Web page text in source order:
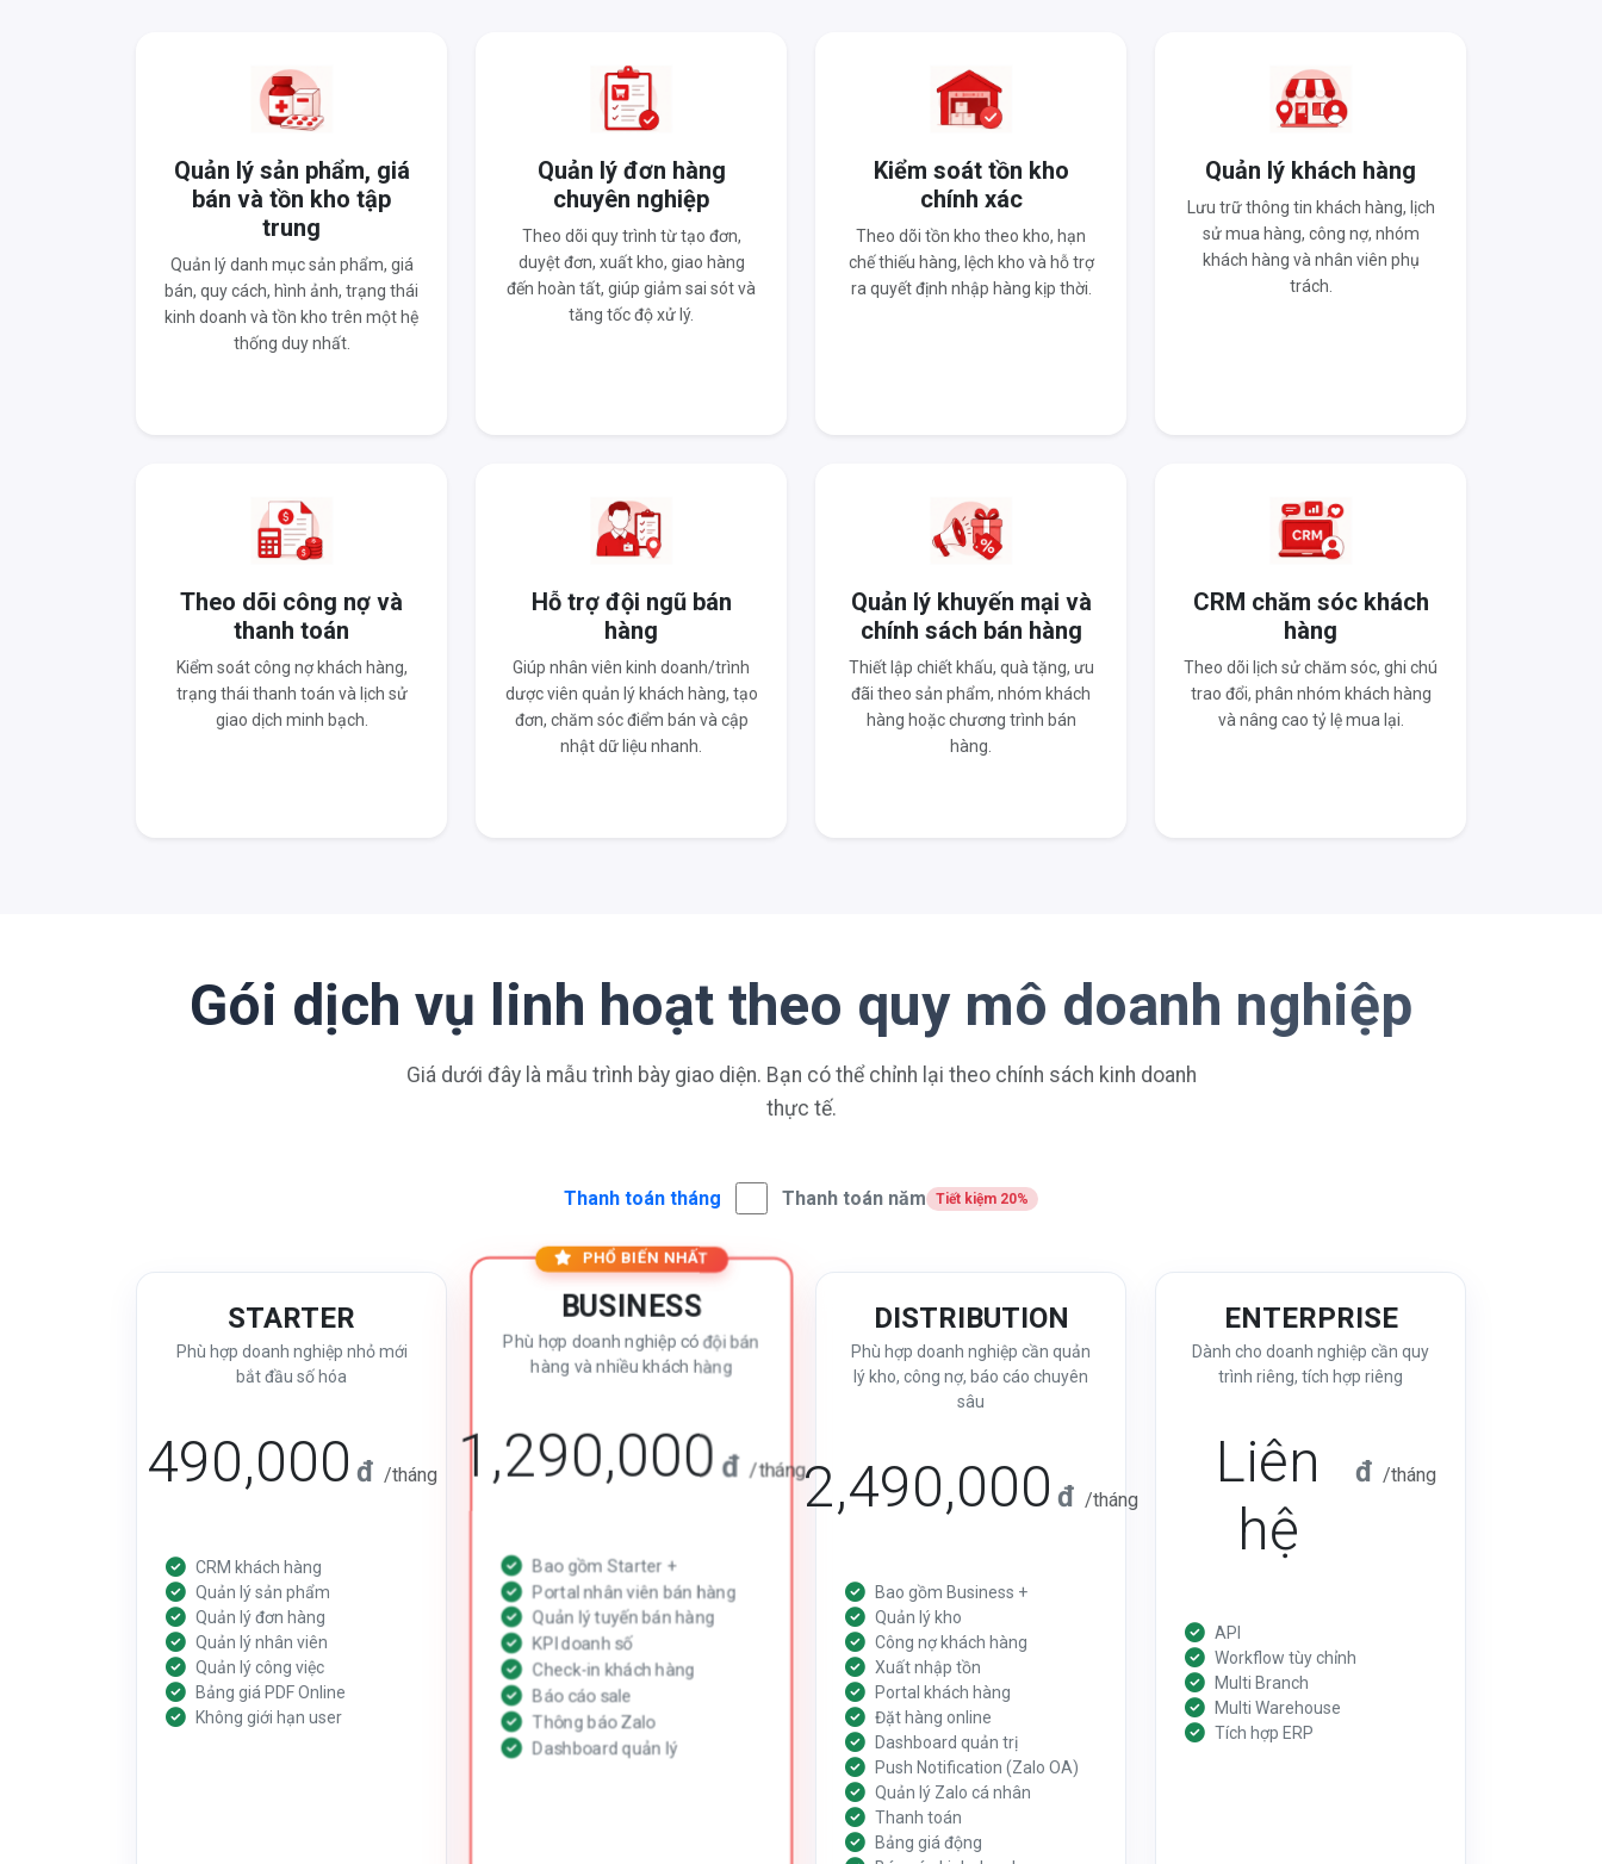
Quản lý sản phẩm, giá
bán và tồn kho tập
trung
Quản lý danh mục sản phẩm, giá
bán, quy cách, hình ảnh, trạng thái
kinh doanh và tồn kho trên một hệ
thống duy nhất.
Quản lý đơn hàng
chuyên nghiệp
Theo dõi quy trình từ tạo đơn,
duyệt đơn, xuất kho, giao hàng
đến hoàn tất, giúp giảm sai sót và
tăng tốc độ xử lý.
Kiểm soát tồn kho
chính xác
Theo dõi tồn kho theo kho, hạn
chế thiếu hàng, lệch kho và hỗ trợ
ra quyết định nhập hàng kịp thời.
Quản lý khách hàng
Lưu trữ thông tin khách hàng, lịch
sử mua hàng, công nợ, nhóm
khách hàng và nhân viên phụ
trách.
Theo dõi công nợ và
thanh toán
Kiểm soát công nợ khách hàng,
trạng thái thanh toán và lịch sử
giao dịch minh bạch.
Hỗ trợ đội ngũ bán
hàng
Giúp nhân viên kinh doanh/trình
dược viên quản lý khách hàng, tạo
đơn, chăm sóc điểm bán và cập
nhật dữ liệu nhanh.
Quản lý khuyến mại và
chính sách bán hàng
Thiết lập chiết khấu, quà tặng, ưu
đãi theo sản phẩm, nhóm khách
hàng hoặc chương trình bán
hàng.
CRM chăm sóc khách
hàng
Theo dõi lịch sử chăm sóc, ghi chú
trao đổi, phân nhóm khách hàng
và nâng cao tỷ lệ mua lại.
Gói dịch vụ linh hoạt theo quy mô doanh nghiệp
Giá dưới đây là mẫu trình bày giao diện. Bạn có thể chỉnh lại theo chính sách kinh doanh
thực tế.
Thanh toán tháng Thanh toán năm Tiết kiệm 20%
STARTER
Phù hợp doanh nghiệp nhỏ mới
bắt đầu số hóa
490,000 đ /tháng
CRM khách hàng
Quản lý sản phẩm
Quản lý đơn hàng
Quản lý nhân viên
Quản lý công việc
Bảng giá PDF Online
Không giới hạn user
PHỔ BIẾN NHẤT
BUSINESS
Phù hợp doanh nghiệp có đội bán
hàng và nhiều khách hàng
1,290,000 đ /tháng
Bao gồm Starter +
Portal nhân viên bán hàng
Quản lý tuyến bán hàng
KPI doanh số
Check-in khách hàng
Báo cáo sale
Thông báo Zalo
Dashboard quản lý
DISTRIBUTION
Phù hợp doanh nghiệp cần quản
lý kho, công nợ, báo cáo chuyên
sâu
2,490,000 đ /tháng
Bao gồm Business +
Quản lý kho
Công nợ khách hàng
Xuất nhập tồn
Portal khách hàng
Đặt hàng online
Dashboard quản trị
Push Notification (Zalo OA)
Quản lý Zalo cá nhân
Thanh toán
Bảng giá động
ENTERPRISE
Dành cho doanh nghiệp cần quy
trình riêng, tích hợp riêng
Liên
hệ
đ /tháng
API
Workflow tùy chỉnh
Multi Branch
Multi Warehouse
Tích hợp ERP